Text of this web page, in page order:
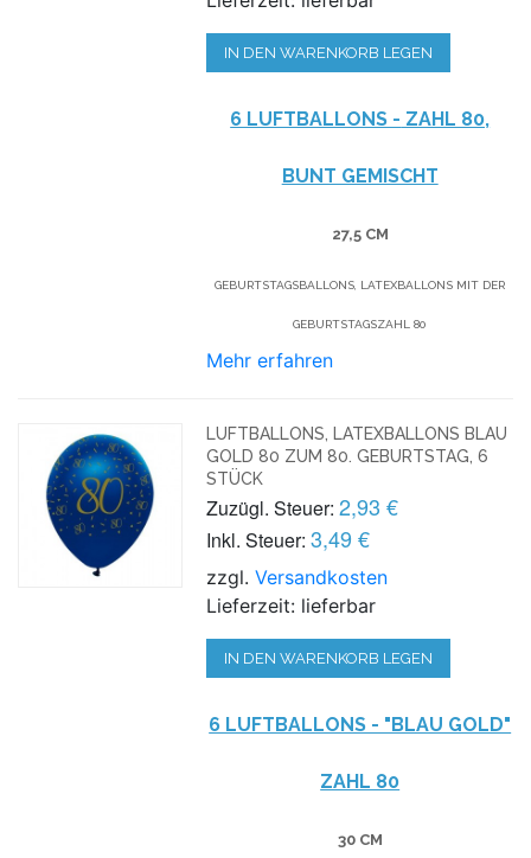
IN DEN WARENKORB LEGEN
6 LUFTBALLONS - ZAHL 80,
BUNT GEMISCHT
27,5 CM
GEBURTSTAGSBALLONS, LATEXBALLONS MIT DER
GEBURTSTAGSZAHL 80
Mehr erfahren
LUFTBALLONS, LATEXBALLONS BLAU
GOLD 80 ZUM 80. GEBURTSTAG, 6
STÜCK
Zuzügl. Steuer: 2,93 €
Inkl. Steuer: 3,49 €
zzgl.Versandkosten
Lieferzeit: lieferbar
IN DEN WARENKORB LEGEN
6 LUFTBALLONS - "BLAU GOLD"
ZAHL 80
30 CM